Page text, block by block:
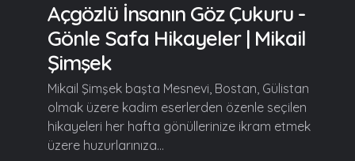
Açgözlü İnsanın Göz Çukuru -
Gönle Safa Hikayeler | Mikail
Şimşek
Mikail Şimşek başta Mesnevi, Bostan, Gülistan
olmak üzere kadim eserlerden özenle seçilen
hikayeleri her hafta gönüllerinize ikram etmek
üzere huzurlarınıza...